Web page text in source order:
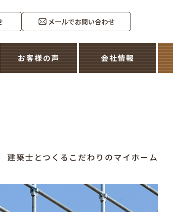
お客様の声 会社情報
建築士とつくるこだわりのマイホーム